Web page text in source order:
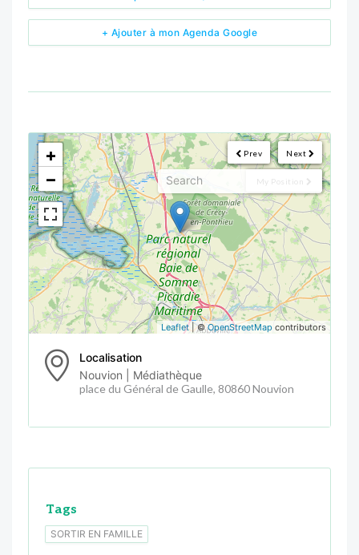
+ Ajouter à mon Agenda Google
Next
Prev
My Position
<!---->
+
−
Leaflet| ©OpenStreetMap contributors
Localisation
Nouvion | Médiathèque
place du Général de Gaulle, 80860 Nouvion
Tags
SORTIR EN FAMILLE